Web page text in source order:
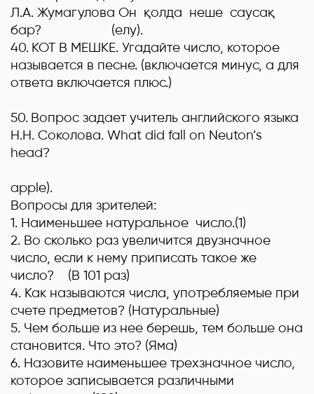
Л.А. Жумагулова Он қолда неше саусақ
бар? (елу).
40. КОТ В МЕШКЕ. Угадайте число, которое
называется в песне. (включается минус, а для
ответа включается плюс.)
50. Вопрос задает учитель английского языка
Н.Н. Соколова. What did fall on Neuton’s
head?
apple).
Вопросы для зрителей:
1. Наименьшее натуральное число.(1)
2. Во сколько раз увеличится двузначное
число, если к нему приписать такое же
число? (В 101 раз)
4. Как называются числа, употребляемые при
счете предметов? (Натуральные)
5. Чем больше из нее берешь, тем больше она
становится. Что это? (Яма)
6. Назовите наименьшее трехзначное число,
которое записывается различными